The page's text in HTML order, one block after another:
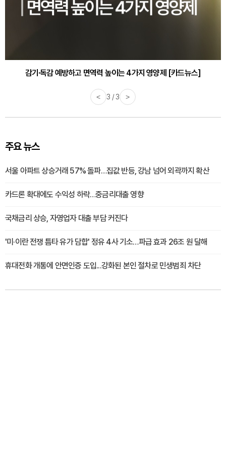
감기·독감 예방하고 면역력 높이는 4가지 영양제 [카드뉴스]
< 3 / 3 >
주요 뉴스
서울 아파트 상승거래 57% 돌파…집값 반등, 강남 넘어 외곽까지 확산
카드론 확대에도 수익성 하락…중금리대출 영향
국채금리 상승, 자영업자 대출 부담 커진다
'미·이란 전쟁 틈타 유가 담합' 정유 4사 기소…파급 효과 26조 원 달해
휴대전화 개통에 안면인증 도입...강화된 본인 절차로 민생범죄 차단